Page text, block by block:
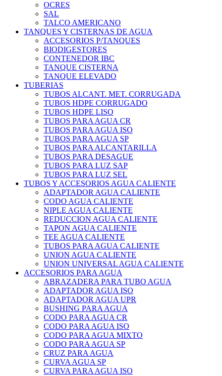
OCRES
SAL
TALCO AMERICANO
TANQUES Y CISTERNAS DE AGUA
ACCESORIOS P/TANQUES
BIODIGESTORES
CONTENEDOR IBC
TANQUE CISTERNA
TANQUE ELEVADO
TUBERIAS
TUBOS ALCANT. MET. CORRUGADA
TUBOS HDPE CORRUGADO
TUBOS HDPE LISO
TUBOS PARA AGUA CR
TUBOS PARA AGUA ISO
TUBOS PARA AGUA SP
TUBOS PARA ALCANTARILLA
TUBOS PARA DESAGUE
TUBOS PARA LUZ SAP
TUBOS PARA LUZ SEL
TUBOS Y ACCESORIOS AGUA CALIENTE
ADAPTADOR AGUA CALIENTE
CODO AGUA CALIENTE
NIPLE AGUA CALIENTE
REDUCCION AGUA CALIENTE
TAPON AGUA CALIENTE
TEE AGUA CALIENTE
TUBOS PARA AGUA CALIENTE
UNION AGUA CALIENTE
UNION UNIVERSAL AGUA CALIENTE
ACCESORIOS PARA AGUA
ABRAZADERA PARA TUBO AGUA
ADAPTADOR AGUA ISO
ADAPTADOR AGUA UPR
BUSHING PARA AGUA
CODO PARA AGUA CR
CODO PARA AGUA ISO
CODO PARA AGUA MIXTO
CODO PARA AGUA SP
CRUZ PARA AGUA
CURVA AGUA SP
CURVA PARA AGUA ISO